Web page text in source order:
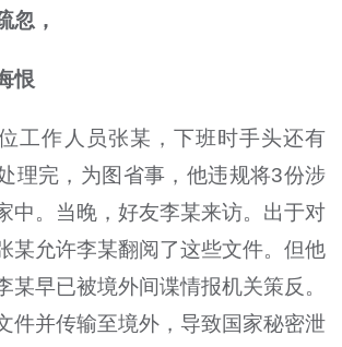
忽，
恨
工作人员张某，下班时手头还有
理完，为图省事，他违规将3份涉
中。当晚，好友李某来访。出于对
某允许李某翻阅了这些文件。但他
某早已被境外间谍情报机关策反。
件并传输至境外，导致国家秘密泄